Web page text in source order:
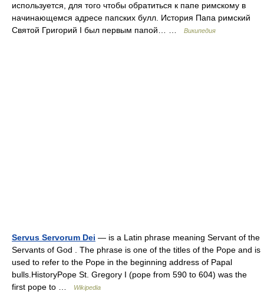
используется, для того чтобы обратиться к папе римскому в
начинающемся адресе папских булл. История Папа римский
Святой Григорий I был первым папой… …
Википедия
Servus Servorum Dei — is a Latin phrase meaning Servant of the
Servants of God . The phrase is one of the titles of the Pope and is
used to refer to the Pope in the beginning address of Papal
bulls.HistoryPope St. Gregory I (pope from 590 to 604) was the
first pope to …
Wikipedia